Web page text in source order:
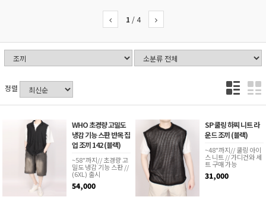
1 /4
정렬
WHO 초경량 고밀도
냉감 기능 스판 반목 집
업 조끼 142 (블랙)
~58"까지// 초경량 고
밀도 냉감 기능 스판 //
(6XL) 출시
54,000
SP 쿨링 하찌 니트 라
운드 조끼 (블랙)
~48"까지// 쿨링 아이
스 니트 // 가디건와 세
트 구매 가능
31,000